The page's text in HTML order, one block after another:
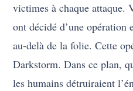
victimes à chaque attaque.
ont décidé d’une opération
au-delà de la folie. Cette
Darkstorm. Dans ce plan,
les humains détruiraient